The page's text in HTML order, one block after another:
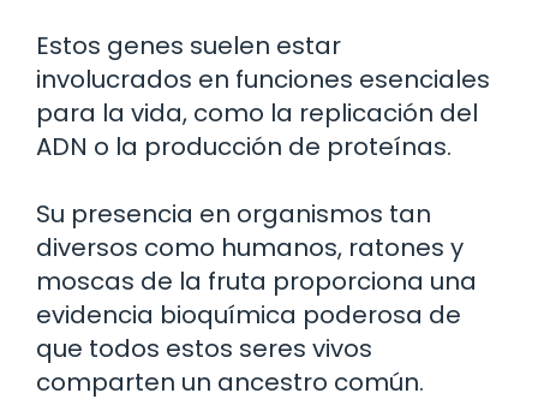
Estos genes suelen estar
involucrados en funciones esenciales
para la vida, como la replicación del
ADN o la producción de proteínas.
Su presencia en organismos tan
diversos como humanos, ratones y
moscas de la fruta proporciona una
evidencia bioquímica poderosa de
que todos estos seres vivos
comparten un ancestro común.